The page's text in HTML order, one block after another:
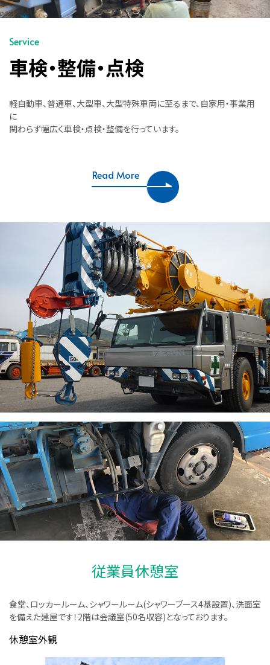
Service
車検・整備・点検
軽自動車、普通車、大型車、大型特殊車両に至るまで、自家用・事業用
に
関わらず幅広く車検・点検・整備を行っています。
Read More
従業員休憩室
食堂、ロッカールーム、シャワールーム(シャワーブース4基設置)、洗面室
を備えた建屋です！2階は会議室(50名収容)となっております。
休憩室外観